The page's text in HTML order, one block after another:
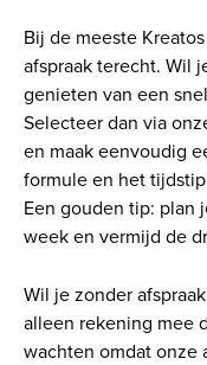
Bij de meeste
afspraak terecht. Wil
genieten van een
Selecteer dan via
en maak eenvoudig
formule en het
Een gouden tip: plan
week en vermijd de
Wil je zonder
alleen rekening mee
wachten omdat onze